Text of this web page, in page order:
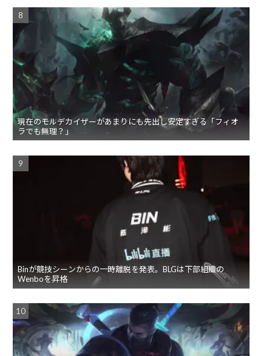
現在のモルデカイザーがあまりにも先出し安定すぎる「フィオ
ラでも無理？」
Binが競技シーンからの一時離脱を発表。BLGは下部組織の
Wenboを昇格